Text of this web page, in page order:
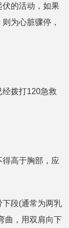
的活动，如果
为心脏骤停，
拨打120急救
高于胸部，应
段(通常为两乳
曲，用双肩向下